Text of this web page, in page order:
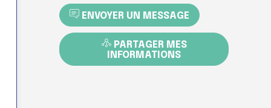
ENVOYER UN MESSAGE
PARTAGER MES
INFORMATIONS